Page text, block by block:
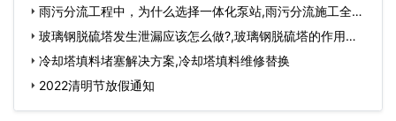
雨污分流工程中，为什么选择一体化泵站,雨污分流施工全过
程…玻璃钢脱硫塔发生泄漏应该怎么做?,玻璃钢脱硫塔的作用…
冷却塔填料堵塞解决方案,冷却塔填料维修替换
2022清明节放假通知